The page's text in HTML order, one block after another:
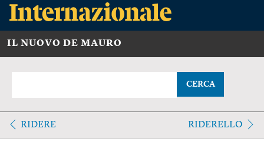
IL NUOVO DE MAURO
CERCA
RIDERE RIDERELLO